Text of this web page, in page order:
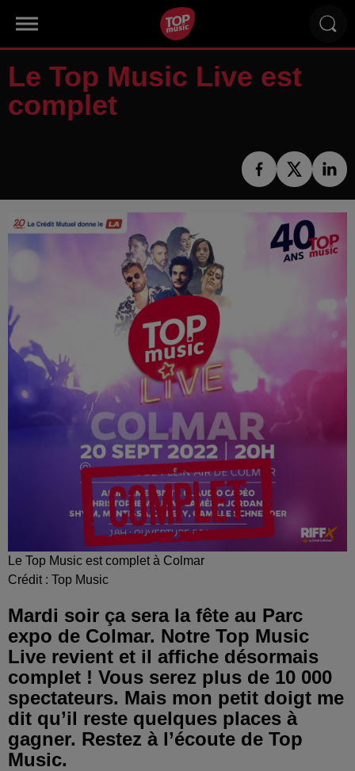
Le Top Music Live est
complet
Le Top Music est complet à Colmar
Crédit : Top Music
Mardi soir ça sera la fête au Parc
expo de Colmar. Notre Top Music
Live revient et il affiche désormais
complet ! Vous serez plus de 10 000
spectateurs. Mais mon petit doigt me
dit qu’il reste quelques places à
gagner. Restez à l’écoute de Top
Music.